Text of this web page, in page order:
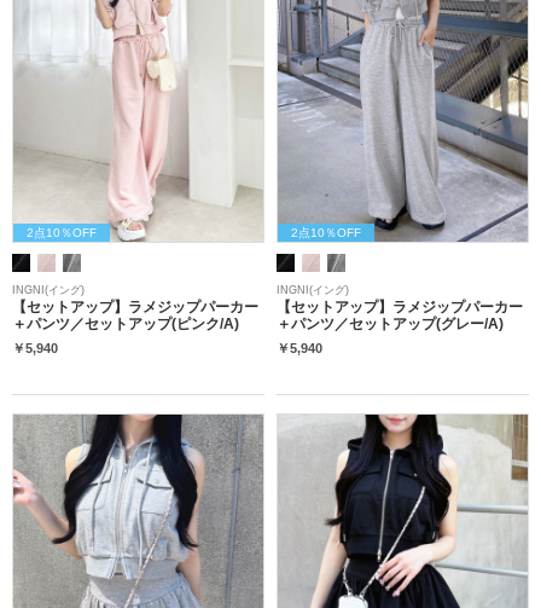
2点10％OFF
INGNI(イング)
【セットアップ】ラメジップパーカー
＋パンツ／セットアップ(ピンク/A)
￥5,940
2点10％OFF
INGNI(イング)
【セットアップ】ラメジップパーカー
＋パンツ／セットアップ(グレー/A)
￥5,940